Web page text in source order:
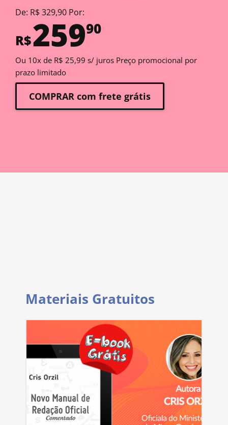
De: R$ 329,90 Por:
R$25990
Ou 10x de R$ 25,99 s/ juros Preço promocional por
prazo limitado
COMPRAR com frete grátis
Materiais Gratuitos